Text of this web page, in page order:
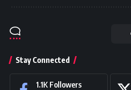
Stay Connected
1.1K Followers